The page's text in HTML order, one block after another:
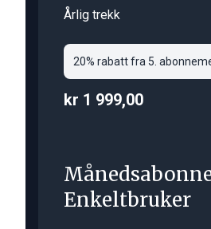
Årlig trekk
20% rabatt fra 5.
kr 1 999,00
Enkeltbruker